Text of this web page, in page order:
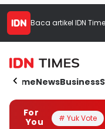
Baca artikel IDN
HomeNewsBusiness
For
You
# Yuk Vote